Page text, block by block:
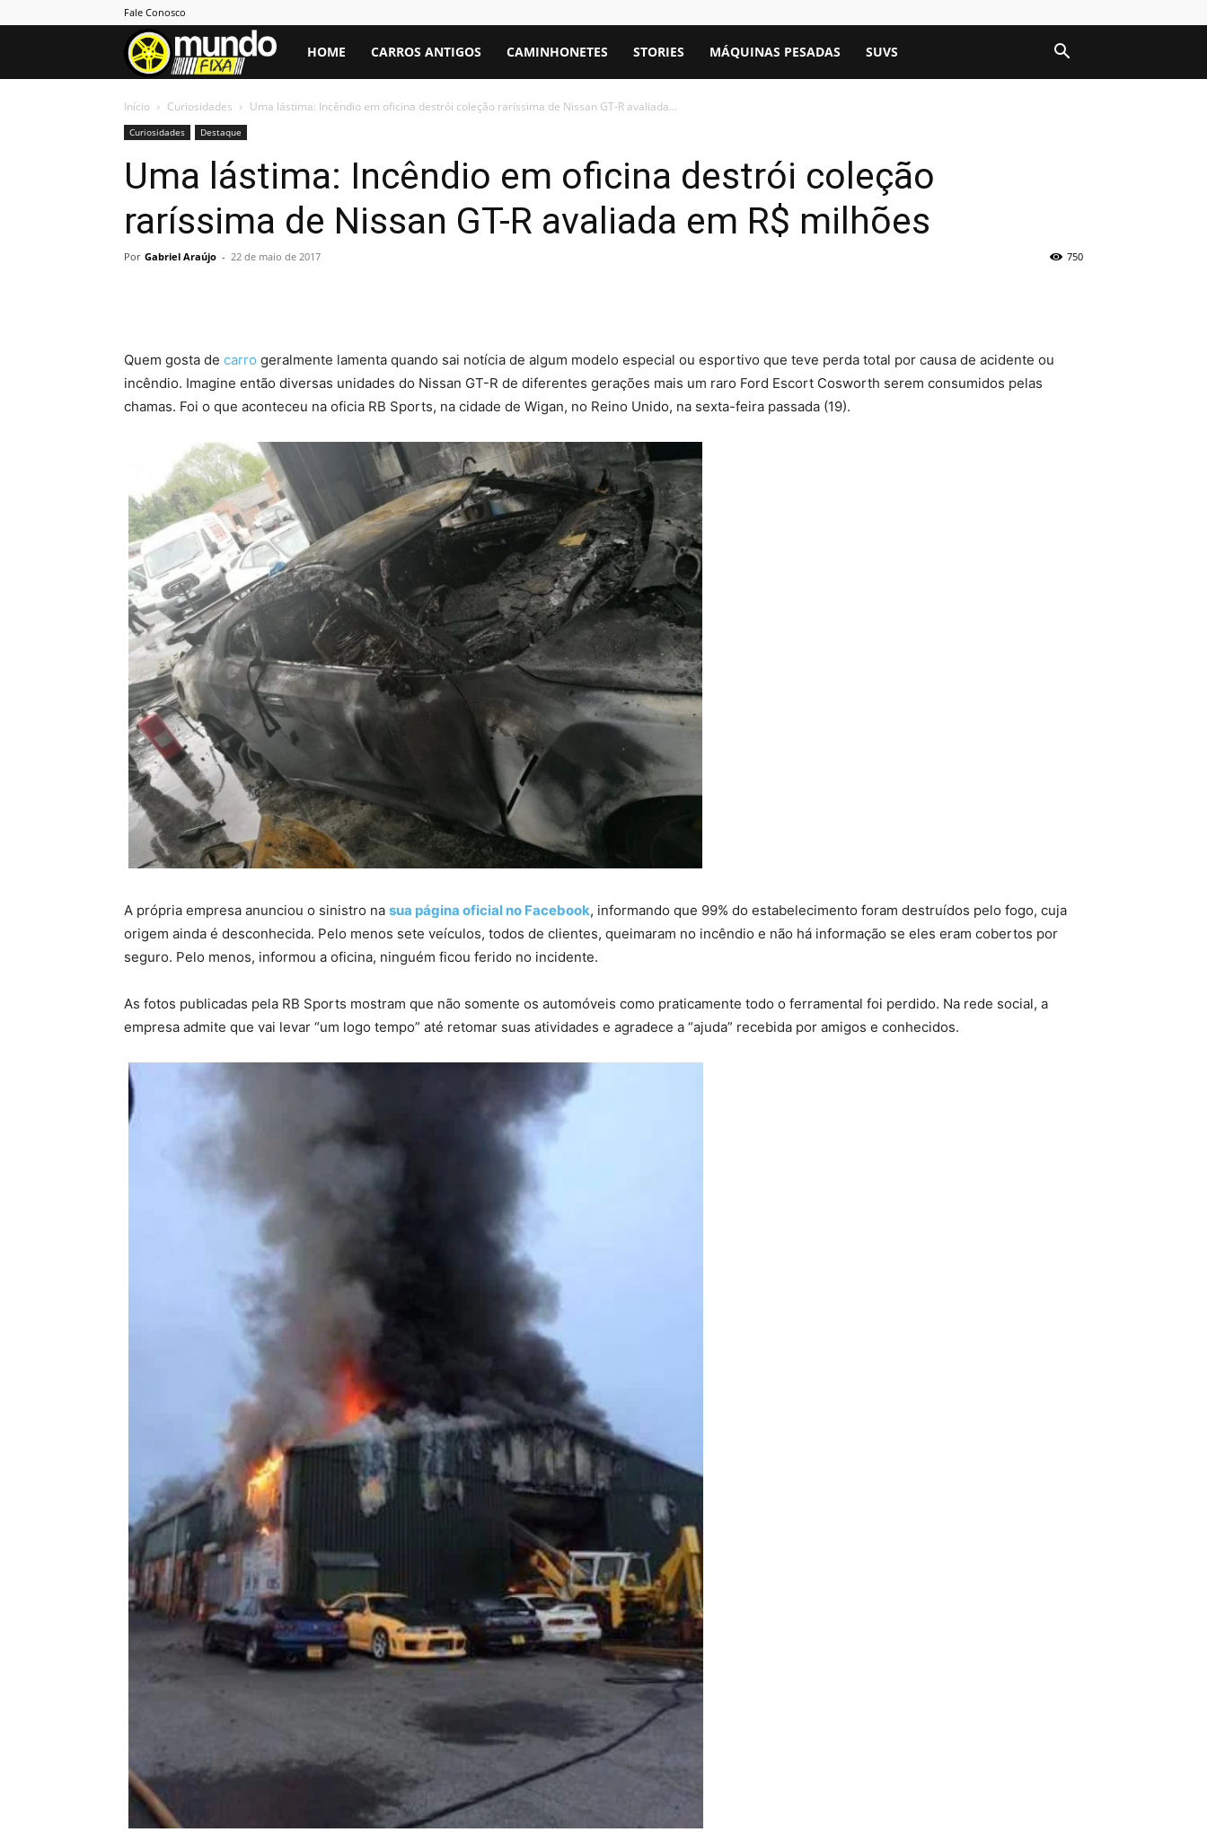
Fale Conosco
Mundo
Fixa
HOME CARROS ANTIGOS CAMINHONETES STORIES MÁQUINAS PESADAS SUVS
Início Curiosidades Uma lástima: Incêndio em oficina destrói coleção raríssima de Nissan GT-R avaliada...
Curiosidades Destaque
Uma lástima: Incêndio em oficina destrói coleção
raríssima de Nissan GT-R avaliada em R$ milhões
Por Gabriel Araújo - 22 de maio de 2017 750
Quem gosta de carro geralmente lamenta quando sai notícia de algum modelo especial ou esportivo que teve perda total por causa de acidente ou
incêndio. Imagine então diversas unidades do Nissan GT-R de diferentes gerações mais um raro Ford Escort Cosworth serem consumidos pelas
chamas. Foi o que aconteceu na oficia RB Sports, na cidade de Wigan, no Reino Unido, na sexta-feira passada (19).
A própria empresa anunciou o sinistro na sua página oficial no Facebook, informando que 99% do estabelecimento foram destruídos pelo fogo, cuja
origem ainda é desconhecida. Pelo menos sete veículos, todos de clientes, queimaram no incêndio e não há informação se eles eram cobertos por
seguro. Pelo menos, informou a oficina, ninguém ficou ferido no incidente.
As fotos publicadas pela RB Sports mostram que não somente os automóveis como praticamente todo o ferramental foi perdido. Na rede social, a
empresa admite que vai levar “um logo tempo” até retomar suas atividades e agradece a “ajuda” recebida por amigos e conhecidos.